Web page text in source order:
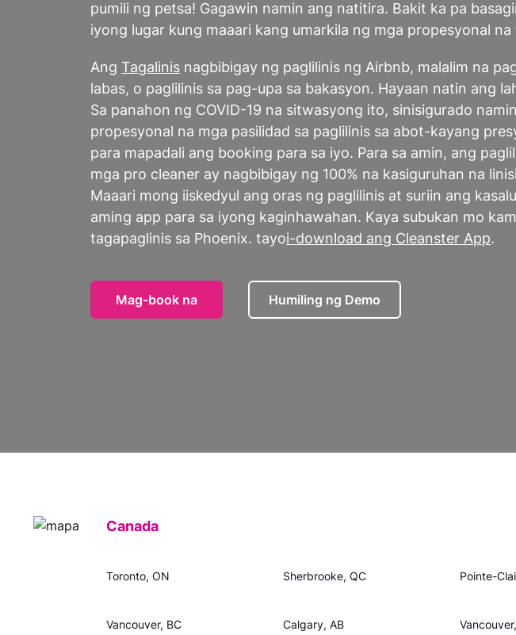
pumili ng petsa! Gagawin namin ang natitira. Bakit ka pa
iyong lugar kung maaari kang umarkila ng mga propesyonal
Ang Tagalinis nagbibigay ng paglilinis ng Airbnb, malalim na
labas, o paglilinis sa pag-upa sa bakasyon. Hayaan natin ang
Sa panahon ng COVID-19 na sitwasyong ito, sinisigurado
propesyonal na mga pasilidad sa paglilinis sa abot-kayang
para mapadali ang booking para sa iyo. Para sa amin, ang
mga pro cleaner ay nagbibigay ng 100% na kasiguruhan na
Maaari mong iiskedyul ang oras ng paglilinis at suriin ang
aming app para sa iyong kaginhawahan. Kaya subukan mo
tagapaglinis sa Phoenix. tayoi-download ang Cleanster App.
Mag-book na Humiling ng Demo
Canada
Toronto, ON Sherbrooke, QC Pointe-
Vancouver, BC Calgary, AB